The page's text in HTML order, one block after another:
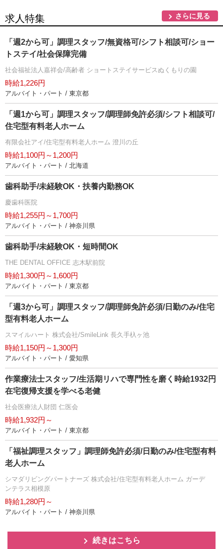
求人特集 さらに見る
「週2から可」調理スタッフ/無資格可/シフト相談可/ショー
トステイ/社会保障完備
社会福祉法人嘉祥会/高齢者 ショートステイサービスぬくもりの園
時給1,226円
アルバイト・パート / 東京都
「週1から可」調理スタッフ/調理師免許必須/シフト相談可/
住宅型有料老人ホーム
有限会社アイ/住宅型有料老人ホーム 澄川の丘
時給1,100円～1,200円
アルバイト・パート / 北海道
歯科助手/未経験OK・扶養内勤務OK
慶歯科医院
時給1,255円～1,700円
アルバイト・パート / 神奈川県
歯科助手/未経験OK・短時間OK
THE DENTAL OFFICE 志木駅前院
時給1,300円～1,600円
アルバイト・パート / 東京都
「週3から可」調理スタッフ/調理師免許必須/日勤のみ/住宅
型有料老人ホーム
スマイルハート 株式会社/SmileLink 長久手杁ヶ池
時給1,150円～1,300円
アルバイト・パート / 愛知県
作業療法士スタッフ/生活期リハで専門性を磨く時給1932円
在宅復帰支援を学べる老健
社会医療法人財団 仁医会
時給1,932円～
アルバイト・パート / 東京都
「福祉調理スタッフ」調理師免許必須/日勤のみ/住宅型有料
老人ホーム
シマダリビングパートナーズ 株式会社/住宅型有料老人ホーム ガーデ
ンテラス相模原
時給1,280円～
アルバイト・パート / 神奈川県
続きはこちら